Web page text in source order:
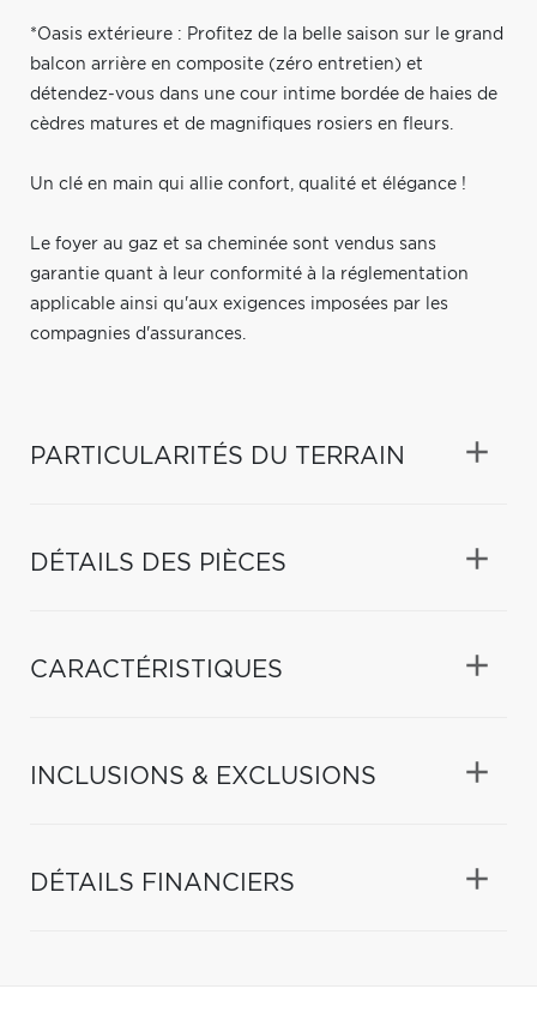
*Oasis extérieure : Profitez de la belle saison sur le grand
balcon arrière en composite (zéro entretien) et
détendez-vous dans une cour intime bordée de haies de
cèdres matures et de magnifiques rosiers en fleurs.
Un clé en main qui allie confort, qualité et élégance !
Le foyer au gaz et sa cheminée sont vendus sans
garantie quant à leur conformité à la réglementation
applicable ainsi qu'aux exigences imposées par les
compagnies d'assurances.
PARTICULARITÉS DU TERRAIN
DÉTAILS DES PIÈCES
CARACTÉRISTIQUES
INCLUSIONS & EXCLUSIONS
DÉTAILS FINANCIERS